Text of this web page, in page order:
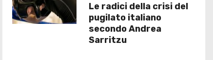
Le radici della crisi del
pugilato italiano
secondo Andrea
Sarritzu